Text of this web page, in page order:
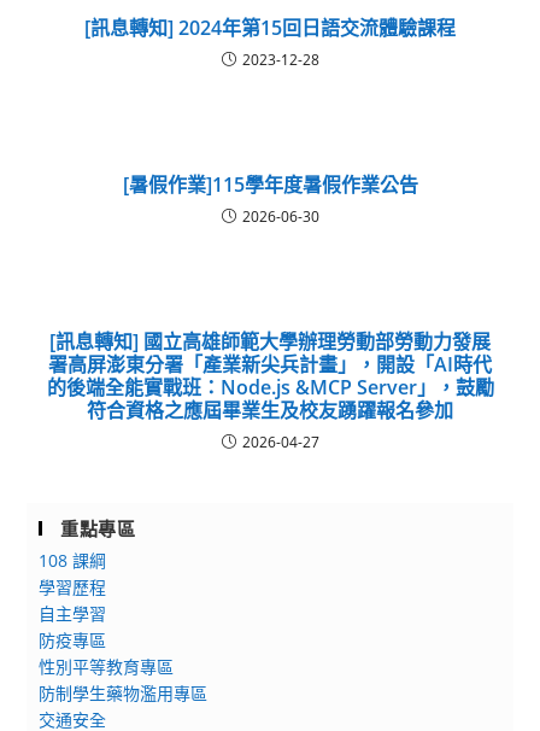
[訊息轉知] 2024年第15回日語交流體驗課程
2023-12-28
[暑假作業]115學年度暑假作業公告
2026-06-30
[訊息轉知] 國立高雄師範大學辦理勞動部勞動力發展
署高屏澎東分署「產業新尖兵計畫」，開設「AI時代
的後端全能實戰班：Node.js &MCP Server」，鼓勵
符合資格之應屆畢業生及校友踴躍報名參加
2026-04-27
重點專區
108 課綱
學習歷程
自主學習
防疫專區
性別平等教育專區
防制學生藥物濫用專區
交通安全